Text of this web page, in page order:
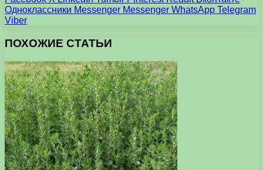
Одноклассники Messenger Messenger WhatsApp Telegram
Viber
ПОХОЖИЕ СТАТЬИ